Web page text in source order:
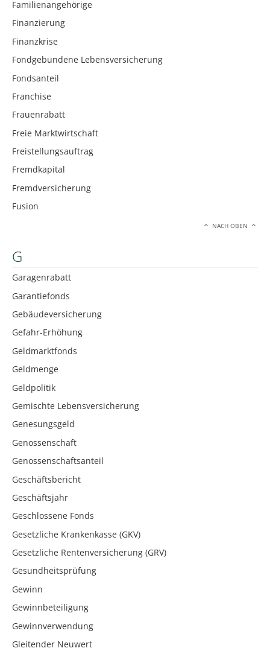
Familienangehörige
Finanzierung
Finanzkrise
Fondgebundene Lebensversicherung
Fondsanteil
Franchise
Frauenrabatt
Freie Marktwirtschaft
Freistellungsauftrag
Fremdkapital
Fremdversicherung
Fusion
NACH OBEN
G
Garagenrabatt
Garantiefonds
Gebäudeversicherung
Gefahr-Erhöhung
Geldmarktfonds
Geldmenge
Geldpolitik
Gemischte Lebensversicherung
Genesungsgeld
Genossenschaft
Genossenschaftsanteil
Geschäftsbericht
Geschäftsjahr
Geschlossene Fonds
Gesetzliche Krankenkasse (GKV)
Gesetzliche Rentenversicherung (GRV)
Gesundheitsprüfung
Gewinn
Gewinnbeteiligung
Gewinnverwendung
Gleitender Neuwert